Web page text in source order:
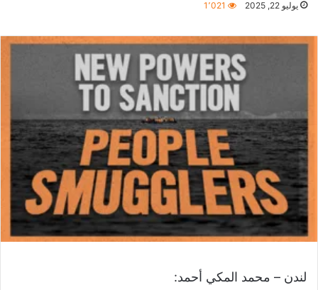
يوليو 22, 2025 1٬021
لندن – محمد المكي أحمد: